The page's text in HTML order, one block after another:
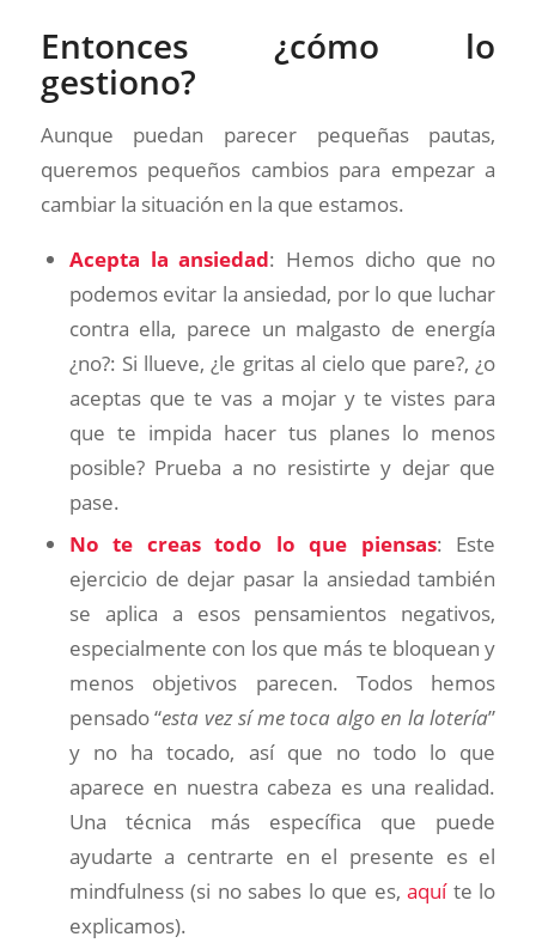
Entonces ¿cómo lo
gestiono?
Aunque puedan parecer pequeñas pautas,
queremos pequeños cambios para empezar a
cambiar la situación en la que estamos.
Acepta la ansiedad: Hemos dicho que no
podemos evitar la ansiedad, por lo que luchar
contra ella, parece un malgasto de energía
¿no?: Si llueve, ¿le gritas al cielo que pare?, ¿o
aceptas que te vas a mojar y te vistes para
que te impida hacer tus planes lo menos
posible? Prueba a no resistirte y dejar que
pase.
No te creas todo lo que piensas: Este
ejercicio de dejar pasar la ansiedad también
se aplica a esos pensamientos negativos,
especialmente con los que más te bloquean y
menos objetivos parecen. Todos hemos
pensado “esta vez sí me toca algo en la lotería”
y no ha tocado, así que no todo lo que
aparece en nuestra cabeza es una realidad.
Una técnica más específica que puede
ayudarte a centrarte en el presente es el
mindfulness (si no sabes lo que es,aquíte lo
explicamos).